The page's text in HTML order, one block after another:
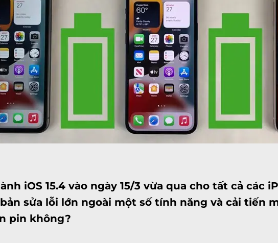
iOS 15.4 vào ngày 15/3 vừa qua cho tất cả các
sửa lỗi lớn ngoài một số tính năng và cải tiến
pin không?